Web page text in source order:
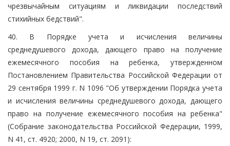
чрезвычайным ситуациям и ликвидации последствий
стихийных бедствий".
40. В Порядке учета и исчисления величины
среднедушевого дохода, дающего право на получение
ежемесячного пособия на ребенка, утвержденном
Постановлением Правительства Российской Федерации от
29 сентября 1999 г. N 1096 "Об утверждении Порядка учета
и исчисления величины среднедушевого дохода, дающего
право на получение ежемесячного пособия на ребенка"
(Собрание законодательства Российской Федерации, 1999,
N 41, ст. 4920; 2000, N 19, ст. 2091):